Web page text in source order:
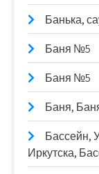
Банька,
Баня №5
Баня №5
Баня,
Бассейн,
Иркутска,